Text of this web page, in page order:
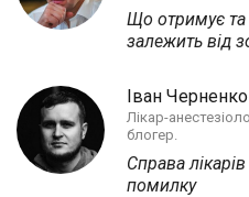
Що отримує та
залежить від
Іван Черненко
Лікар-
блогер.
Справа
помилку